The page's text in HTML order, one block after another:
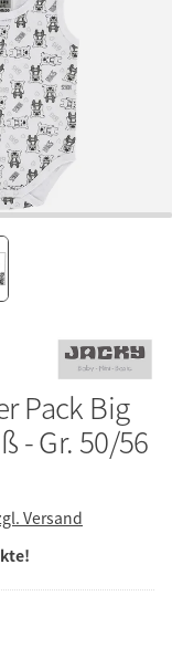
Pack Big
- Gr. 50/56
Versand